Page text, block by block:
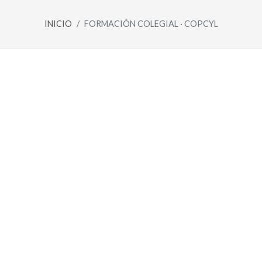
INICIO FORMACIÓN COLEGIAL · COPCYL